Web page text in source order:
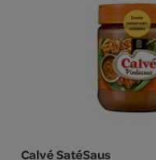
Calvé SatéSaus